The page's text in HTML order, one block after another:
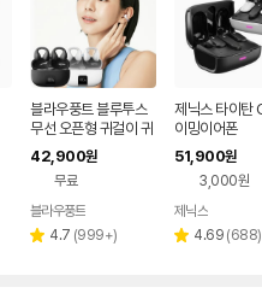
블라우풍트 블루투스
무선 오픈형 귀걸이 귀
찌형 이어폰 귀걸이형
이어클립 러닝 귀찌이
어폰
42,900원
무료
블라우풍트
별 4.7 리
(999+)
제닉스 타이탄
이밍이어폰
51,900원
3,000원
페이
제닉스
별 4.69 리
(688)